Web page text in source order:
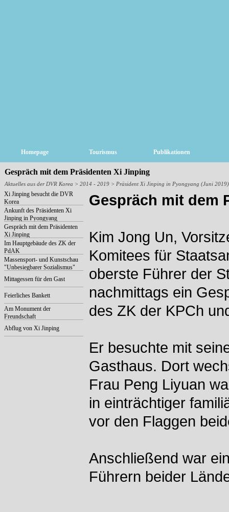
Homepage Tourismus Publikationen
Gespräch mit dem Präsidenten Xi Jinping
Aktuelles aus der DVR Korea > 2014 - 2019 > Präsident Xi Jinping in Pyongyang (Juni 2019)
Xi Jinping besucht die DVR
Korea
Ankunft des Präsidenten Xi
Jinping in Pyongyang
Gespräch mit dem Präsidenten
Xi Jinping
Im Hauptgebäude des ZK der
PdAK
Massensport- und Kunstschau
"Unbesiegbarer Sozialismus"
Mittagessen für den Gast
Feierliches Bankett
Am Monument der
Freundschaft
Abflug von Xi Jinping
Gespräch mit dem
Kim Jong Un,
Komitees für
oberste Führer der
nachmittags ein
des ZK der KPCh
Er besuchte mit
Gasthaus. Dort
Frau Peng Liyuan
in einträchtiger
vor den Flaggen
Anschließend war
Führern beider